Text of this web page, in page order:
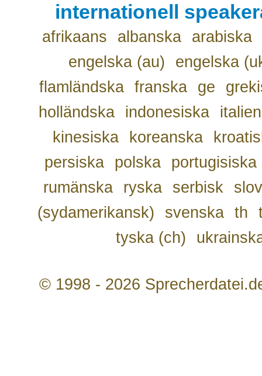
internationell
afrikaans albanska
arabiska
engelska (au)
engelska
flamländska franska ge
holländska
indonesiska
kinesiska
koreanska
persiska
polska
portugisiska
rumänska
ryska serbisk
(sydamerikansk)
svenska th
tyska (ch)
© 1998 - 2026